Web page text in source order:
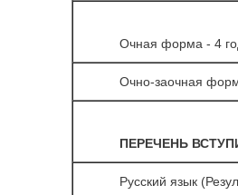
Очная форма - 4
Очно-заочная
ПЕРЕЧЕНЬ
Русский язык